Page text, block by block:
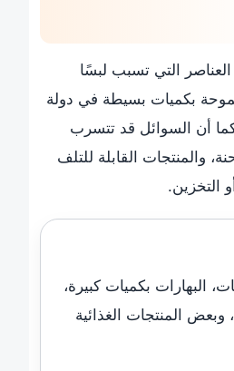
العناصر التي تسبب لبسًا
بكميات بسيطة في دولة
أن السوائل قد تتسرب
والمنتجات القابلة للتلف
التخزين.
البهارات بكميات كبيرة،
وبعض المنتجات الغذائية